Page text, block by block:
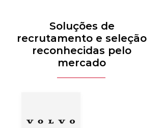
Soluções de
recrutamento e seleção
reconhecidas pelo
mercado